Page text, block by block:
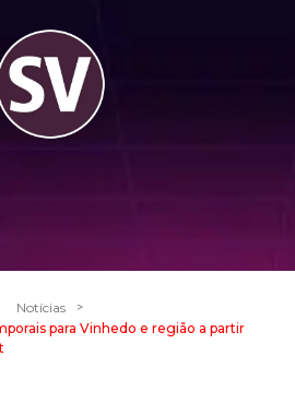
Notícias >
para Vinhedo e região a partir